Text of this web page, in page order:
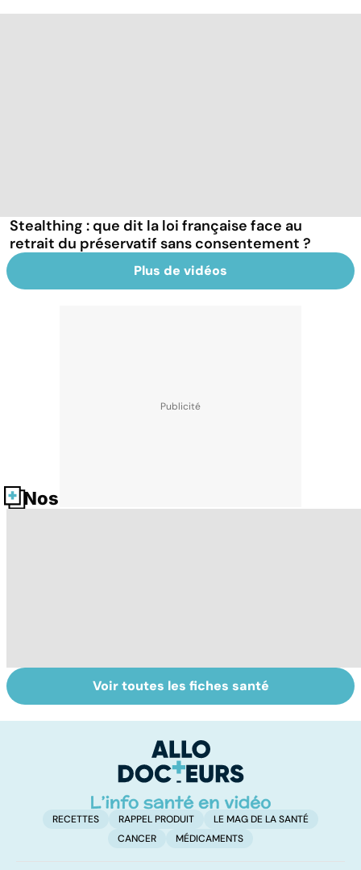
Stealthing : que dit la loi française face au
retrait du préservatif sans consentement ?
Plus de vidéos
Nos fiches santé
Violences
sexuelles :
Faire du sport à
domicile, c'est
Voir toutes les fiches santé
RECETTES RAPPEL PRODUIT
LE MAG DE LA SANTÉ
CANCER
MÉDICAMENTS